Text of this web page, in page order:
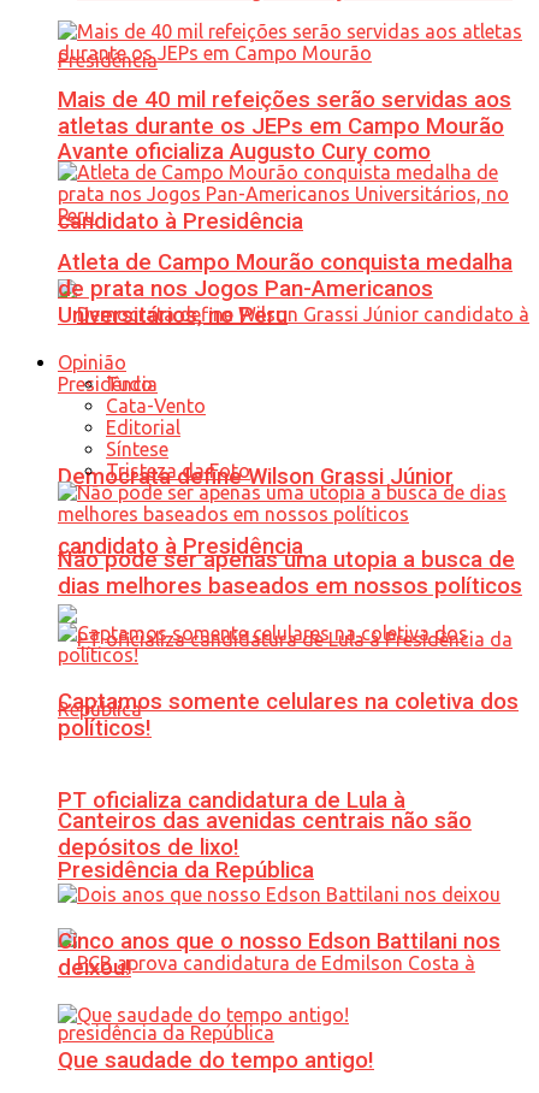
Avante oficializa Augusto Cury como
candidato à Presidência
Democrata define Wilson Grassi Júnior
candidato à Presidência
PT oficializa candidatura de Lula à
Presidência da República
Mais de 40 mil refeições serão servidas aos
atletas durante os JEPs em Campo Mourão
Atleta de Campo Mourão conquista medalha
de prata nos Jogos Pan-Americanos
Universitários, no Peru
Opinião
Tudo
Cata-Vento
Editorial
Síntese
Tristeza da Foto
Não pode ser apenas uma utopia a busca de
dias melhores baseados em nossos políticos
Captamos somente celulares na coletiva dos
políticos!
Canteiros das avenidas centrais não são
depósitos de lixo!
Cinco anos que o nosso Edson Battilani nos
deixou!
Que saudade do tempo antigo!